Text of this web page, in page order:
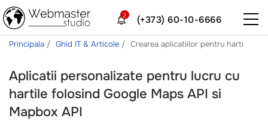
(+373) 60-10-6666
2
Principala Ghid IT & Articole Crearea aplicatiilor pentru harti
Aplicatii personalizate pentru lucru cu
hartile folosind Google Maps API si
Mapbox API